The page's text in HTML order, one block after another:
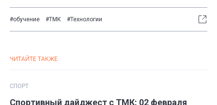
#обучение #ТМК #Технологии
ЧИТАЙТЕ ТАКЖЕ
СПОРТ
Спортивный дайджест с ТМК: 02 февраля